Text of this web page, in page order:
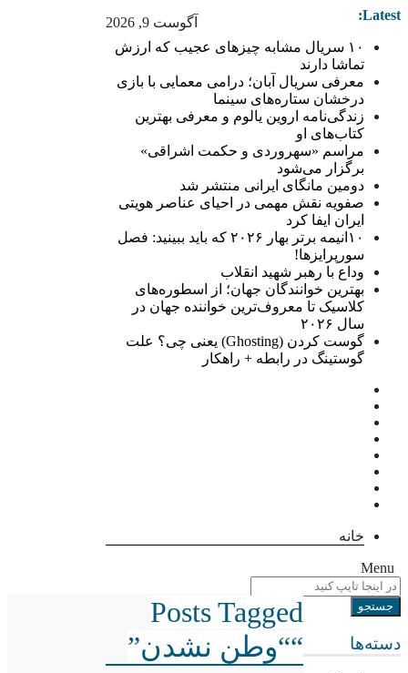
آگوست 9, 2026 Latest:
۱۰ سریال مشابه چیزهای عجیب که ارزش
تماشا دارند
معرفی سریال آبان؛ درامی معمایی با بازی
درخشان ستاره‌های سینما
زندگی‌نامه اروین یالوم و معرفی بهترین
کتاب‌های او
مراسم «سهروردی و حکمت اشراقی»
برگزار می‌شود
دومین مانگای ایرانی منتشر شد
صفویه نقش مهمی در احیای عناصر هویتی
ایران ایفا کرد
۱۰انیمه برتر بهار ۲۰۲۶ که باید ببینید: فصل
سورپرایزها!
وداع با رهبر شهید انقلاب
بهترین خوانندگان جهان؛ از اسطوره‌های
کلاسیک تا معروف‌ترین خواننده جهان در
سال ۲۰۲۶
گوست کردن (Ghosting) یعنی چی؟ علت
گوستینگ در رابطه + راهکار
خانه
Menu
دسته‌ها
Posts Tagged
““وطن نشدن”